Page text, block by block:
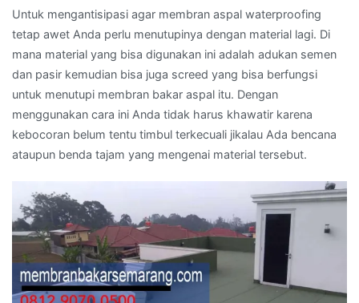
Untuk mengantisipasi agar membran aspal waterproofing
tetap awet Anda perlu menutupinya dengan material lagi. Di
mana material yang bisa digunakan ini adalah adukan semen
dan pasir kemudian bisa juga screed yang bisa berfungsi
untuk menutupi membran bakar aspal itu. Dengan
menggunakan cara ini Anda tidak harus khawatir karena
kebocoran belum tentu timbul terkecuali jikalau Ada bencana
ataupun benda tajam yang mengenai material tersebut.